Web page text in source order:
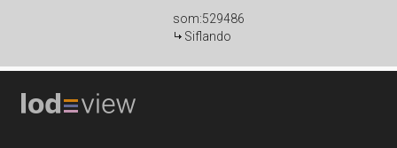
som:529486
Siflando